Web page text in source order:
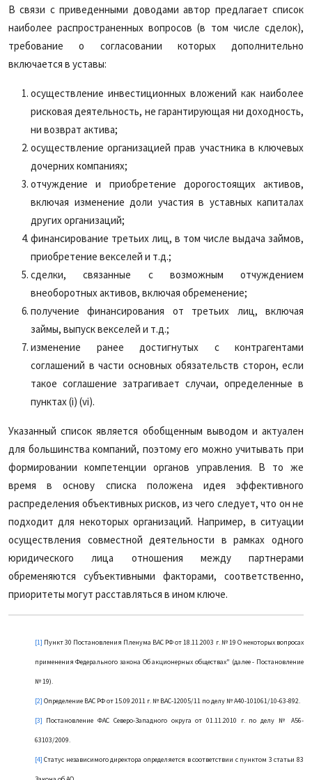
В связи с приведенными доводами автор предлагает список
наиболее распространенных вопросов (в том числе сделок),
требование о согласовании которых дополнительно
включается в уставы:
осуществление инвестиционных вложений как наиболее
рисковая деятельность, не гарантирующая ни доходность,
ни возврат актива;
осуществление организацией прав участника в ключевых
дочерних компаниях;
отчуждение и приобретение дорогостоящих активов,
включая изменение доли участия в уставных капиталах
других организаций;
финансирование третьих лиц, в том числе выдача займов,
приобретение векселей и т.д.;
сделки, связанные с возможным отчуждением
внеоборотных активов, включая обременение;
получение финансирования от третьих лиц, включая
займы, выпуск векселей и т.д.;
изменение ранее достигнутых с контрагентами
соглашений в части основных обязательств сторон, если
такое соглашение затрагивает случаи, определенные в
пунктах (i) (vi).
Указанный список является обобщенным выводом и актуален
для большинства компаний, поэтому его можно учитывать при
формировании компетенции органов управления. В то же
время в основу списка положена идея эффективного
распределения объективных рисков, из чего следует, что он не
подходит для некоторых организаций. Например, в ситуации
осуществления совместной деятельности в рамках одного
юридического лица отношения между партнерами
обременяются субъективными факторами, соответственно,
приоритеты могут расставляться в ином ключе.
[1] Пункт 30 Постановления Пленума ВАС РФ от 18.11.2003 г. № 19 О некоторых вопросах
применения Федерального закона Об акционерных обществах" (далее - Постановление
№ 19).
[2] Определение ВАС РФ от 15.09.2011 г. № ВАС-12005/11 по делу № А40-101061/10-63-892.
[3] Постановление ФАС Северо-Западного округа от 01.11.2010 г. по делу № А56-
63103/2009.
[4] Статус независимого директора определяется в соответствии с пунктом 3 статьи 83